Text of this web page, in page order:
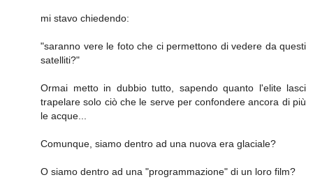
mi stavo chiedendo:
"saranno vere le foto che ci permettono di vedere da questi
satelliti?"
Ormai metto in dubbio tutto, sapendo quanto l'elite lasci
trapelare solo ciò che le serve per confondere ancora di più
le acque...
Comunque, siamo dentro ad una nuova era glaciale?
O siamo dentro ad una "programmazione" di un loro film?